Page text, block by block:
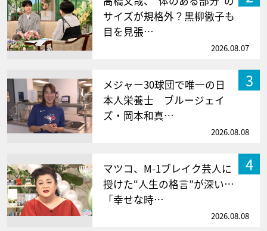
サイズが規格外？黒柳徹子も
目を見張…
2026.08.07
3
メジャー30球団で唯一の日
本人栄養士 ブルージェイ
ズ・岡本和真…
2026.08.08
4
マツコ、M-1ブレイク芸人に
授けた“人生の格言”が深い…
「幸せな時…
2026.08.08